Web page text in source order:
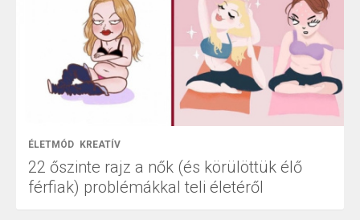
ÉLETMÓD KREATÍV
22 őszinte rajz a nők (és körülöttük élő
férfiak) problémákkal teli életéről